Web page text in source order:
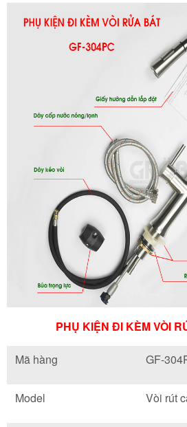
PHỤ KIỆN ĐI KÈM VÒI
Mã hàng GF-
Model Vòi rút